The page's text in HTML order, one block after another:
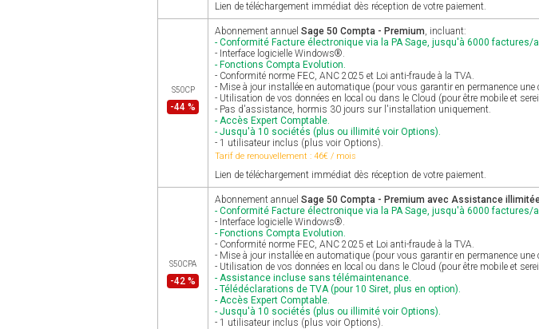
Lien de téléchargement immédiat dès réception de votre paiement.
S50CP
-44 %
Abonnement annuel Sage 50 Compta - Premium, incluant:
- Conformité Facture électronique via la PA Sage, jusqu'à 6000 factures/
- Interface logicielle Windows®.
- Fonctions Compta Evolution.
- Conformité norme FEC, ANC 2025 et Loi anti-fraude à la TVA.
- Mise à jour installée en automatique (pour vous garantir en permanence une
- Utilisation de vos données en local ou dans le Cloud (pour être mobile et
- Pas d'assistance, hormis 30 jours sur l'installation uniquement.
- Accès Expert Comptable.
- Jusqu'à 10 sociétés (plus ou illimité voir Options).
- 1 utilisateur inclus (plus voir Options).
Tarif de renouvellement : 46€ / mois
Lien de téléchargement immédiat dès réception de votre paiement.
S50CPA
-42 %
Abonnement annuel Sage 50 Compta - Premium avec Assistance
- Conformité Facture électronique via la PA Sage, jusqu'à 6000 factures/
- Interface logicielle Windows®.
- Fonctions Compta Evolution.
- Conformité norme FEC, ANC 2025 et Loi anti-fraude à la TVA.
- Mise à jour installée en automatique (pour vous garantir en permanence une
- Utilisation de vos données en local ou dans le Cloud (pour être mobile et
- Assistance incluse sans télémaintenance.
- Télédéclarations de TVA (pour 10 Siret, plus en option).
- Accès Expert Comptable.
- Jusqu'à 10 sociétés (plus ou illimité voir Options).
- 1 utilisateur inclus (plus voir Options).